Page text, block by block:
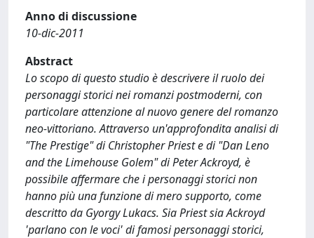
Anno di discussione
10-dic-2011
Abstract
Lo scopo di questo studio è descrivere il ruolo dei
personaggi storici nei romanzi postmoderni, con
particolare attenzione al nuovo genere del romanzo
neo-vittoriano. Attraverso un'approfondita analisi di
"The Prestige" di Christopher Priest e di "Dan Leno
and the Limehouse Golem" di Peter Ackroyd, è
possibile affermare che i personaggi storici non
hanno più una funzione di mero supporto, come
descritto da Gyorgy Lukacs. Sia Priest sia Ackroyd
'parlano con le voci' di famosi personaggi storici,